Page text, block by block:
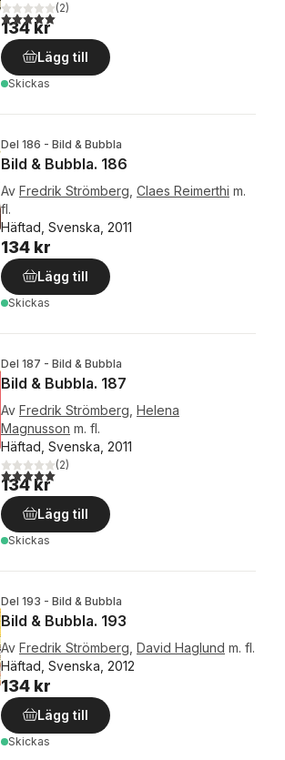
5,0utav 5 stjärnor. Totalt antal röster:
(2)
134 kr
Lägg till
Skickas
Del 186 - Bild & Bubbla
Bild & Bubbla. 186
Av Fredrik Strömberg Claes Reimerthi m.
fl.
Häftad, Svenska, 2011
134 kr
Lägg till
Skickas
Del 187 - Bild & Bubbla
Bild & Bubbla. 187
Av Fredrik Strömberg Helena
Magnusson m. fl.
Häftad, Svenska, 2011
5,0utav 5 stjärnor. Totalt antal röster:
(2)
134 kr
Lägg till
Skickas
Del 193 - Bild & Bubbla
Bild & Bubbla. 193
Av Fredrik Strömberg David Haglund m. fl.
Häftad, Svenska, 2012
134 kr
Lägg till
Skickas